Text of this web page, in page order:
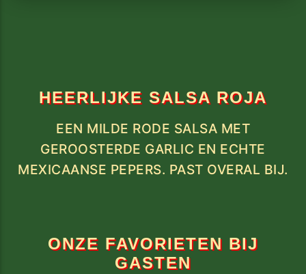
HEERLIJKE SALSA ROJA
EEN MILDE RODE SALSA MET
GEROOSTERDE GARLIC EN ECHTE
MEXICAANSE PEPERS. PAST OVERAL BIJ.
ONZE FAVORIETEN BIJ
GASTEN